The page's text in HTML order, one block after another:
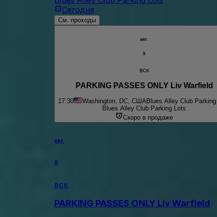
Сегодня
См. проходы
авг.
9
вск
PARKING PASSES ONLY Liv Warfield
17:30 Washington, DC, СШАBlues Alley Club
Blues Alley Club Parking Lots
Скоро в продаже
авг.
9
вск
PARKING PASSES ONLY Liv Warfield